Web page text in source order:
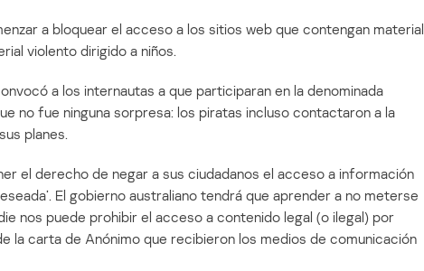
a bloquear el acceso a los sitios web que contengan material
violento dirigido a niños.
a los internautas a que participaran en la denominada
no fue ninguna sorpresa: los piratas incluso contactaron a la
planes.
el derecho de negar a sus ciudadanos el acceso a información
El gobierno australiano tendrá que aprender a no meterse
nos puede prohibir el acceso a contenido legal (o ilegal) por
la carta de Anónimo que recibieron los medios de comunicación